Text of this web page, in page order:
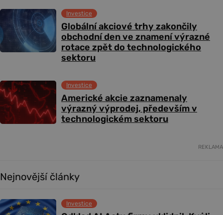
Globální akciové trhy zakončily
obchodní den ve znamení výrazné
rotace zpět do technologického
sektoru
Investice
Americké akcie zaznamenaly
výrazný výprodej, především v
technologickém sektoru
Investice
REKLAMA
Nejnovější články
Investice